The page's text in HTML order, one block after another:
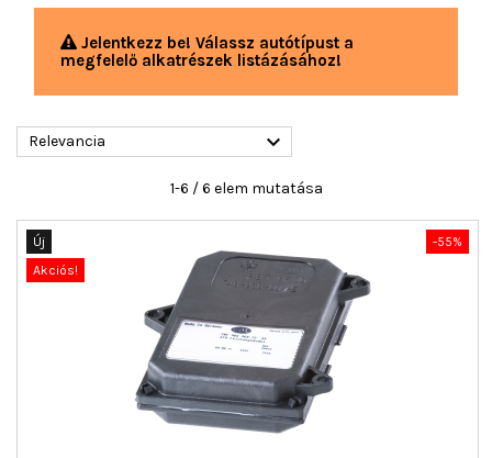
Jelentkezz be! Válassz autótípust a
megfelelő alkatrészek listázásához!
Relevancia 
1-6 / 6 elem mutatása
-55%
Új
Akciós!